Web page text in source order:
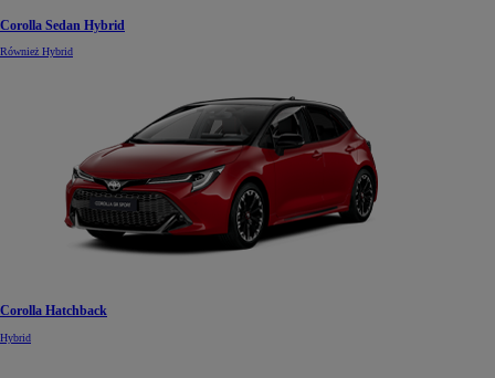
Corolla Sedan Hybrid
Również Hybrid
Corolla Hatchback
Hybrid